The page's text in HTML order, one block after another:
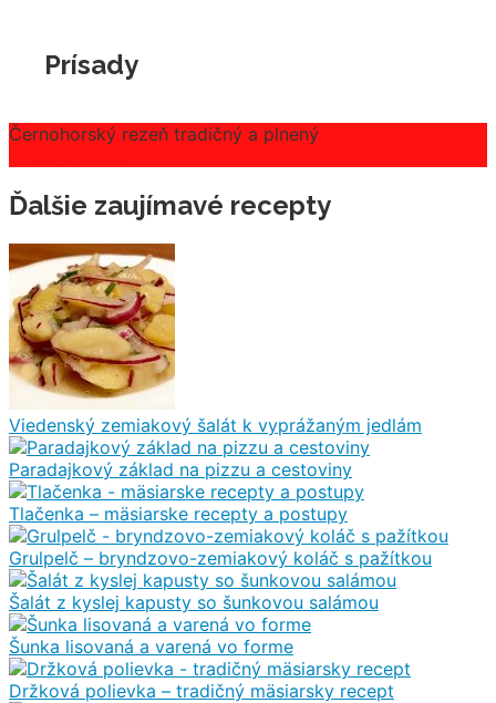
Prísady
Černohorský rezeň tradičný a plnený
Ďalšie zaujímavé recepty
Viedenský zemiakový šalát k vyprážaným jedlám
Paradajkový základ na pizzu a cestoviny
Tlačenka – mäsiarske recepty a postupy
Grulpelč – bryndzovo-zemiakový koláč s pažítkou
Šalát z kyslej kapusty so šunkovou salámou
Šunka lisovaná a varená vo forme
Držková polievka – tradičný mäsiarsky recept